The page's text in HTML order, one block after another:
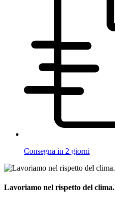
Consegna in 2 giorni
Lavoriamo nel rispetto del clima.